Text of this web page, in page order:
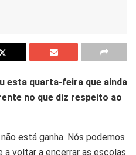
esta quarta-feira que ainda
no que diz respeito ao
está ganha. Nós podemos
a voltar a encerrar as escolas